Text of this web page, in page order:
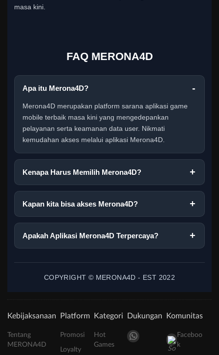
masa kini.
FAQ MERONA4D
Apa itu Merona4D?
Merona4D merupakan platform sarana aplikasi game
mobile terbaik masa kini yang mengedepankan
pelayanan serta keamanan data user. Nikmati
kemudahan akses melalui aplikasi Merona4D.
Kenapa Harus Memilih Merona4D?
Kapan kita bisa akses Merona4D?
Apakah Aplikasi Merona4D Terpercaya?
COPYRIGHT © MERONA4D - EST 2022
Kebijaksanaan
Tentang
MERONA4D
Platform
Promosi
Loyalty
Kategori
Hot
Games
Dukungan Komunitas
Faceboo
k